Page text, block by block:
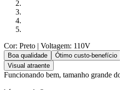
Cor: Preto | Voltagem: 110V
Boa qualidade Ótimo custo-benefício
Visual atraente
Funcionando bem, tamanho grande